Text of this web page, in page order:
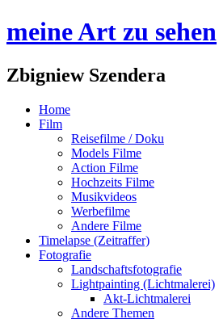
meine Art zu sehen
Zbigniew Szendera
Home
Film
Reisefilme / Doku
Models Filme
Action Filme
Hochzeits Filme
Musikvideos
Werbefilme
Andere Filme
Timelapse (Zeitraffer)
Fotografie
Landschaftsfotografie
Lightpainting (Lichtmalerei)
Akt-Lichtmalerei
Andere Themen